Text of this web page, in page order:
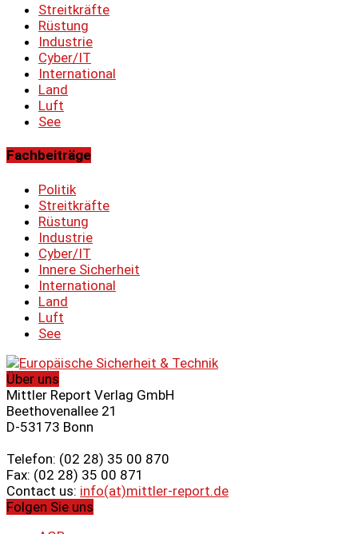
Streitkräfte
Rüstung
Industrie
Cyber/IT
International
Land
Luft
See
Fachbeiträge
Politik
Streitkräfte
Rüstung
Industrie
Cyber/IT
Innere Sicherheit
International
Land
Luft
See
Über uns
Mittler Report Verlag GmbH
Beethovenallee 21
D-53173 Bonn
Telefon: (02 28) 35 00 870
Fax: (02 28) 35 00 871
Contact us: info(at)mittler-report.de
Folgen Sie uns